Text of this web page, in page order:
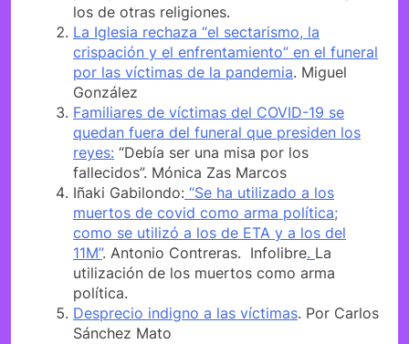
los de otras religiones.
La Iglesia rechaza “el sectarismo, la
crispación y el enfrentamiento” en el funeral
por las víctimas de la pandemia. Miguel
González
Familiares de víctimas del COVID-19 se
quedan fuera del funeral que presiden los
reyes: “Debía ser una misa por los
fallecidos”. Mónica Zas Marcos
Iñaki Gabilondo: “Se ha utilizado a los
muertos de covid como arma política;
como se utilizó a los de ETA y a los del
11M”. Antonio Contreras. Infolibre. La
utilización de los muertos como arma
política.
Desprecio indigno a las víctimas. Por Carlos
Sánchez Mato